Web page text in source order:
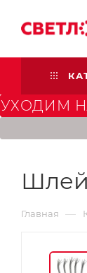
УХОДИМ
Главная —